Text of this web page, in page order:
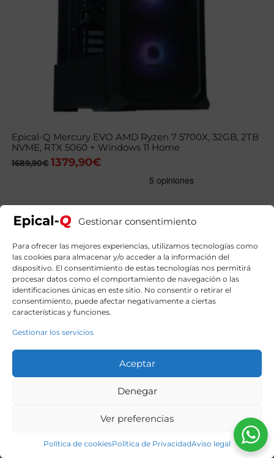
Gestionar consentimiento
Para ofrecer las mejores experiencias, utilizamos tecnologías como
las cookies para almacenar y/o acceder a la información del
dispositivo. El consentimiento de estas tecnologías nos permitirá
procesar datos como el comportamiento de navegación o las
identificaciones únicas en este sitio. No consentir o retirar el
consentimiento, puede afectar negativamente a ciertas
características y funciones.
Gestionar los servicios
Aceptar
Denegar
Ver preferencias
Política de cookiesPolítica de PrivacidadAviso legal
Epical-Q Mercury EVO AMD Ryzen 7 5700X, 32GB, 2TB
NVME, RTX 5060 + Windows 11 Home
1689,90€ El
1379,90€